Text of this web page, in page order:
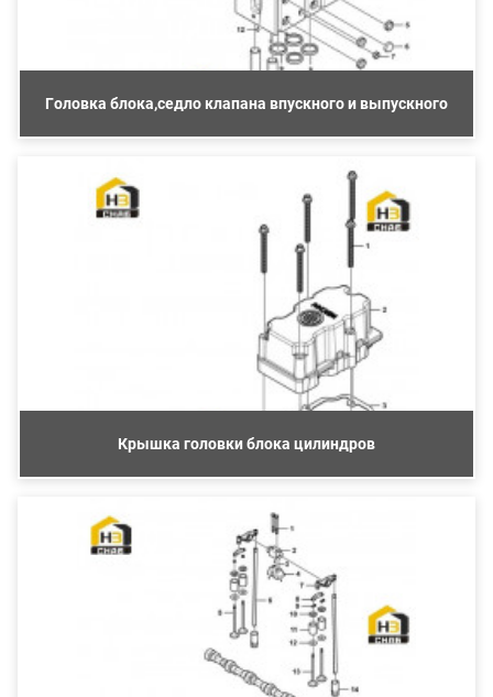
Головка блока,седло клапана впускного и выпускного
Крышка головки блока цилиндров